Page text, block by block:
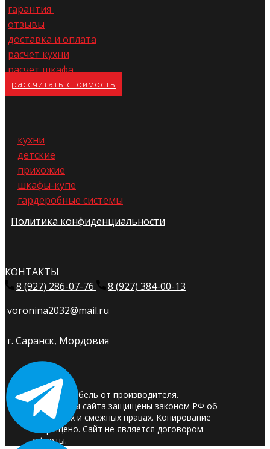
гарантия
отзывы
доставка и оплата
расчет кухни
расчет шкафа
расс​читать стоимость
кухни
детские
прихожие
шкафы-купе
гардеробные системы
Политика конфиденциальности
КОНТАКТЫ
8 (927) 286-07-76
8 (927) 384-00-13
voronina2032@mail.ru
г. Саранск, Мордовия
© 2025. Мебель от производителя.
Материалы сайта защищены законом РФ об
авторских и смежных правах. Копирование
запрещено. Сайт не является договором
оферты.